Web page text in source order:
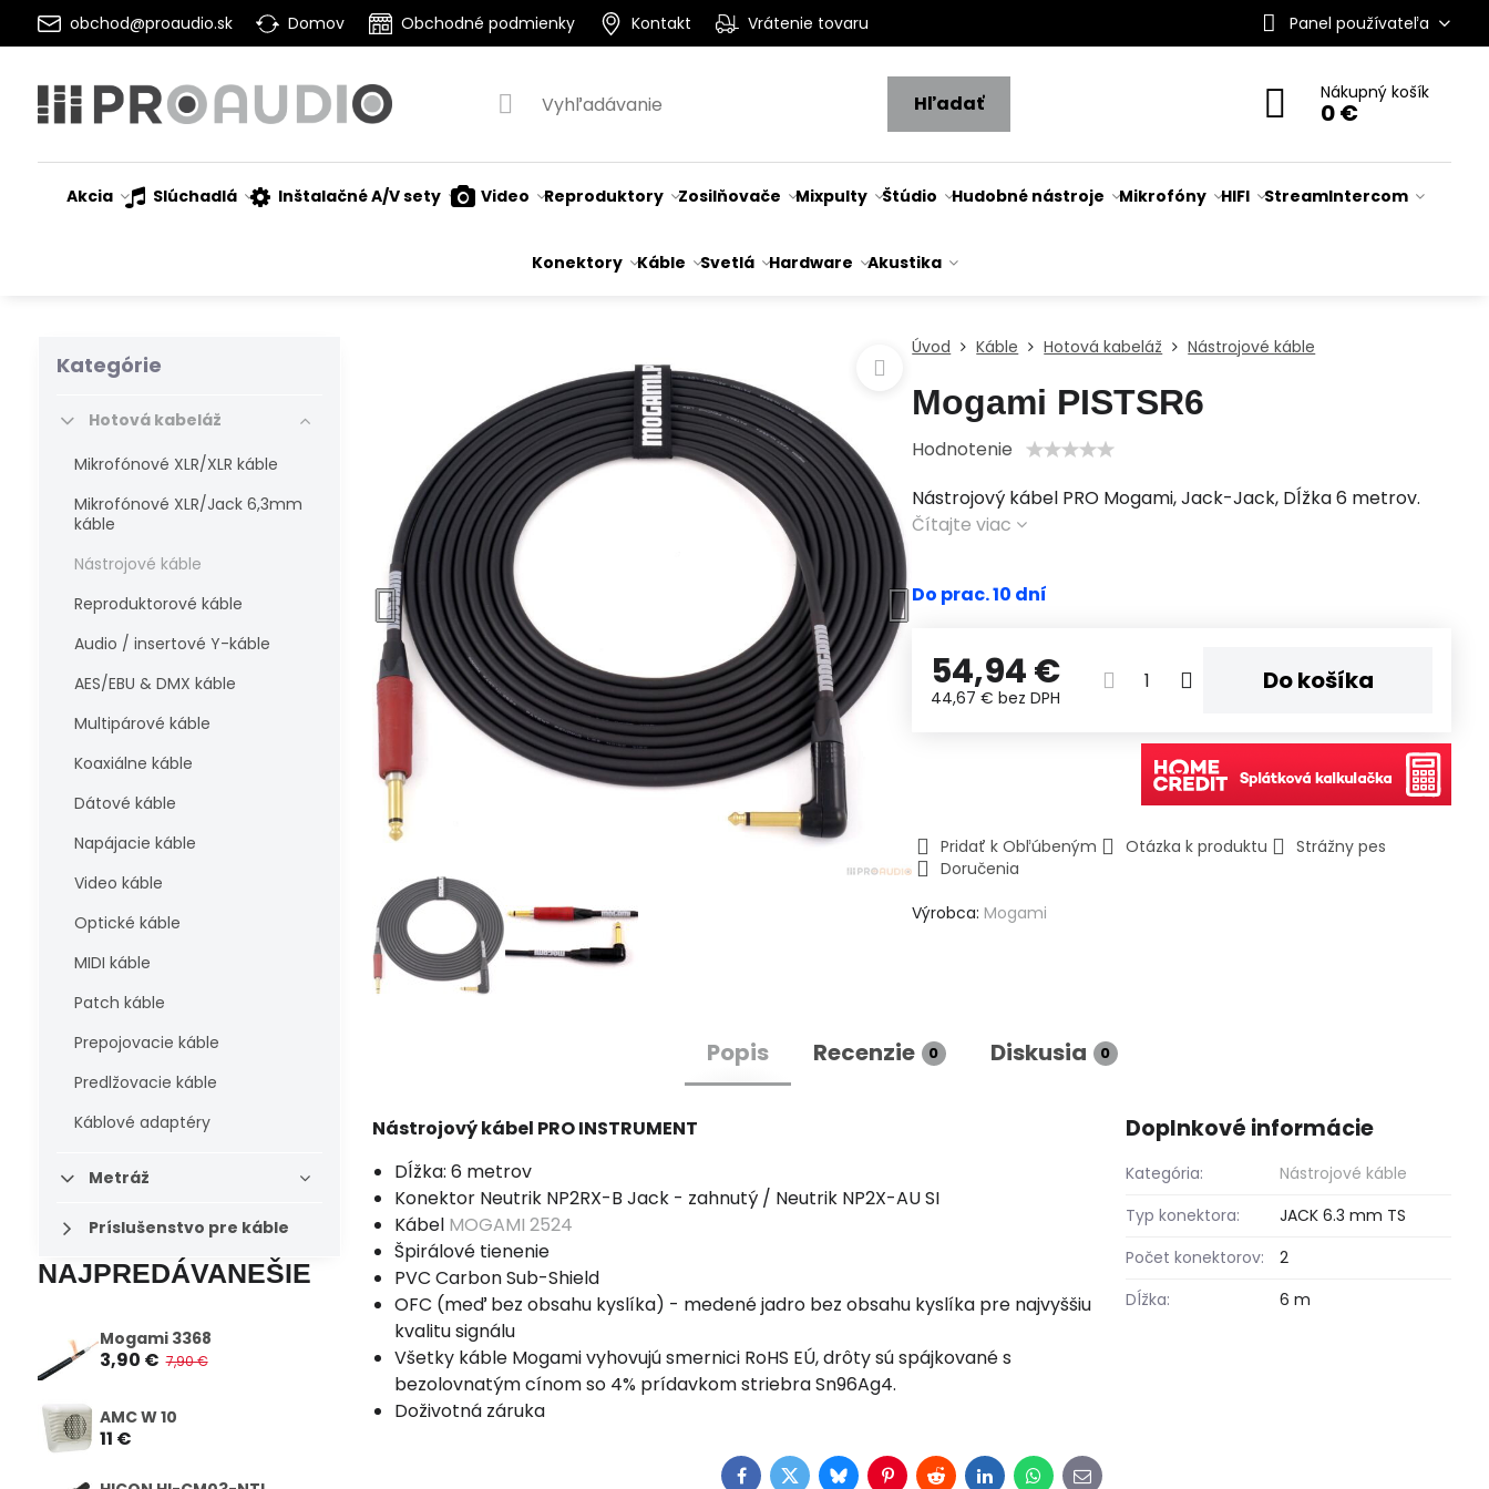
obchod@proaudio.sk Domov Obchodné podmienky Kontakt Vrátenie tovaru Panel používateľa
Hľadať Nákupný košík
0 €
Akcia Slúchadlá Inštalačné A/V sety Video Reproduktory Zosilňovače Mixpulty Štúdio Hudobné nástroje Mikrofóny HIFI StreamIntercom
Konektory Káble Svetlá Hardware Akustika
Úvod Káble Hotová kabeláž Nástrojové káble
Mogami PISTSR6
Hodnotenie
Nástrojový kábel PRO Mogami, Jack-Jack, Dĺžka 6 metrov.
Čítajte viac
Do prac. 10 dní
54,94 €
44,67 €bez DPH
Do košíka
Pridať k Obľúbeným Otázka k produktu
Strážny pes
Doručenia
Výrobca: Mogami
Popis Recenzie 0 Diskusia 0
Nástrojový kábel PRO INSTRUMENT
Dĺžka: 6 metrov
Konektor Neutrik NP2RX-B Jack - zahnutý / Neutrik NP2X-AU SI
Kábel MOGAMI 2524
Špirálové tienenie
PVC Carbon Sub-Shield
OFC (meď bez obsahu kyslíka) - medené jadro bez obsahu kyslíka pre najvyššiu
kvalitu signálu
Všetky káble Mogami vyhovujú smernici RoHS EÚ, drôty sú spájkované s
bezolovnatým cínom so 4% prídavkom striebra Sn96Ag4.
Doživotná záruka
Doplnkové informácie
Kategória:
Nástrojové káble
Typ konektora:
JACK 6.3 mm TS
Počet konektorov:
2
Dĺžka:
6 m
Facebook
TwitterBlueskyPinterest
RedditLinkedInWhatsApp
E-
Kategórie
Hotová kabeláž
Mikrofónové XLR/XLR káble
Mikrofónové XLR/Jack 6,3mm
káble
Nástrojové káble
Reproduktorové káble
Audio / insertové Y-káble
AES/EBU & DMX káble
Multipárové káble
Koaxiálne káble
Dátové káble
Napájacie káble
Video káble
Optické káble
MIDI káble
Patch káble
Prepojovacie káble
Predlžovacie káble
Káblové adaptéry
Metráž
Príslušenstvo pre káble
NAJPREDÁVANEŠIE
Mogami 3368
3,90 € 7,90 €
AMC W 10
11 €